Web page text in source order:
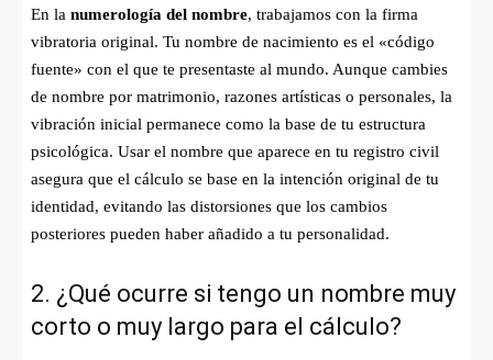
En la numerología del nombre, trabajamos con la firma
vibratoria original. Tu nombre de nacimiento es el «código
fuente» con el que te presentaste al mundo. Aunque cambies
de nombre por matrimonio, razones artísticas o personales, la
vibración inicial permanece como la base de tu estructura
psicológica. Usar el nombre que aparece en tu registro civil
asegura que el cálculo se base en la intención original de tu
identidad, evitando las distorsiones que los cambios
posteriores pueden haber añadido a tu personalidad.
2. ¿Qué ocurre si tengo un nombre muy
corto o muy largo para el cálculo?